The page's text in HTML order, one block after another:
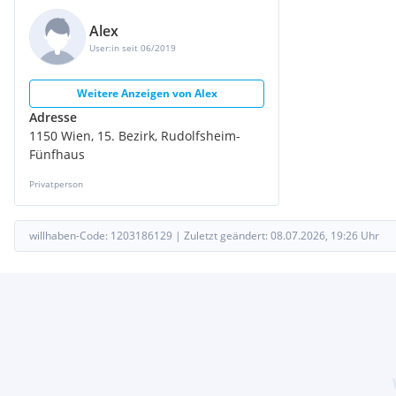
Alex
User:in seit 06/2019
Weitere Anzeigen von Alex
Adresse
1150 Wien, 15. Bezirk, Rudolfsheim-
Fünfhaus
Privatperson
willhaben-Code: 1203186129 | Zuletzt geändert: 08.07.2026, 19:26 Uhr